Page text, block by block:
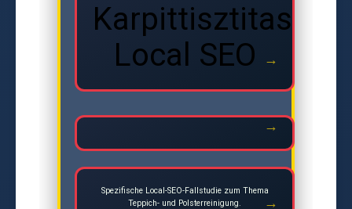
Karpittisztitas
Local SEO
Spezifische Local-SEO-Fallstudie zum Thema
Teppich- und Polsterreinigung.